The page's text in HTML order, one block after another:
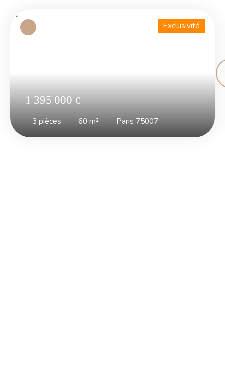
1 395 000 €
3 pièces 60 m² Paris 75007
Exclusivité